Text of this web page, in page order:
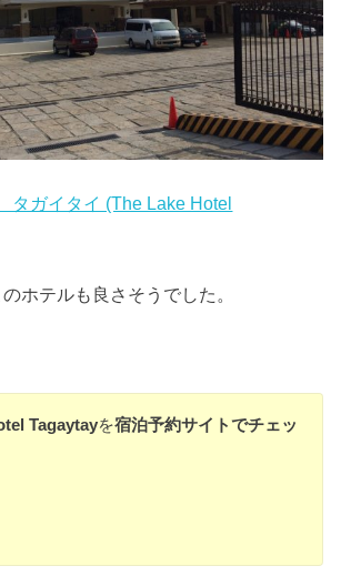
ガイタイ (The Lake Hotel
ホテルも良さそうでした。
Tagaytayを宿泊予約サイトでチェッ